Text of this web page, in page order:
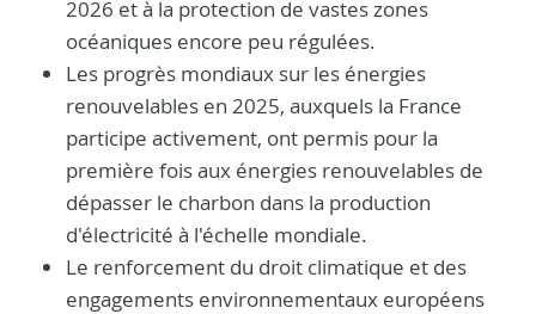
2026 et à la protection de vastes zones
océaniques encore peu régulées.
Les progrès mondiaux sur les énergies
renouvelables en 2025, auxquels la France
participe activement, ont permis pour la
première fois aux énergies renouvelables de
dépasser le charbon dans la production
d'électricité à l'échelle mondiale.
​Le renforcement du droit climatique et des
engagements environnementaux européens